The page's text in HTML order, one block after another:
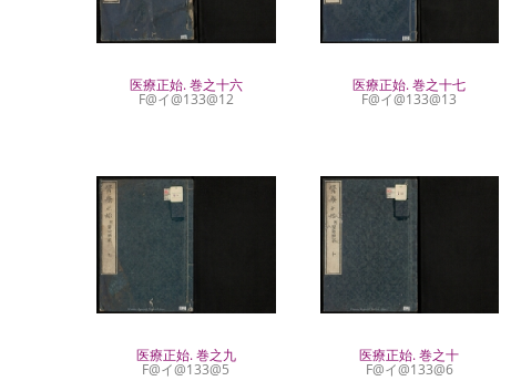
医療正始. 巻之十六
F@イ@133@12
医療正始. 巻之十七
F@イ@133@13
医療正始. 巻之九
F@イ@133@5
医療正始. 巻之十
F@イ@133@6